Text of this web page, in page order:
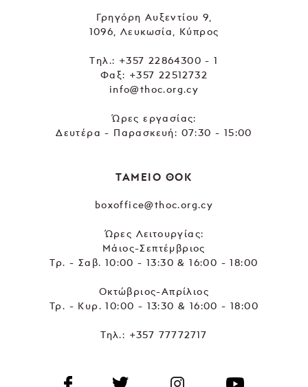
Γρηγόρη Αυξεντίου 9,
1096, Λευκωσία, Κύπρος
Tηλ.: +357 22864300 - 1
Φαξ: +357 22512732
info@thoc.org.cy
Ώρες εργασίας:
Δευτέρα - Παρασκευή: 07:30 - 15:00
ΤΑΜΕΙΟ ΘΟΚ
boxoffice@thoc.org.cy
Ώρες Λειτουργίας:
Μάιος-Σεπτέμβριος
Τρ. - Σαβ. 10:00 - 13:30 & 16:00 - 18:00
Οκτώβριος-Απρίλιος
Τρ. - Κυρ. 10:00 - 13:30 & 16:00 - 18:00
Τηλ.: +357 77772717